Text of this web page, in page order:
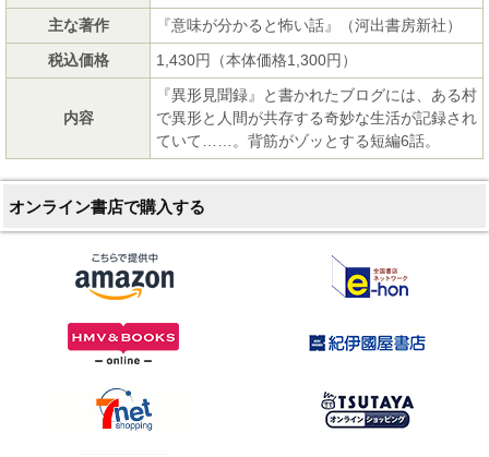
主な著作
『意味が分かると怖い話』（河出書房新社）
税込価格
1,430円（本体価格1,300円）
内容
『異形見聞録』と書かれたブログには、ある村
で異形と人間が共存する奇妙な生活が記録され
ていて……。背筋がゾッとする短編6話。
オンライン書店で購入する